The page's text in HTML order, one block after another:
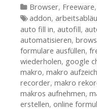
Kategorien
Browser, Freeware,
Tags
addon,
auto fill in, autofill,
automatisieren,
formulare ausfüllen,
wiederholen, google
makro, makro
recorder, makro
makros aufnehmen,
erstellen, online